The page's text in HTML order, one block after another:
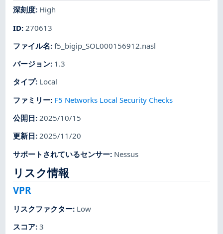
深刻度: High
ID: 270613
ファイル名:f5_bigip_SOL000156912.nasl
バージョン: 1.3
タイプ: Local
ファミリー: F5 Networks Local Security Checks
公開日:2025/10/15
更新日:2025/11/20
サポートされているセンサー: Nessus
リスク情報
VPR
リスクファクター: Low
スコア:3